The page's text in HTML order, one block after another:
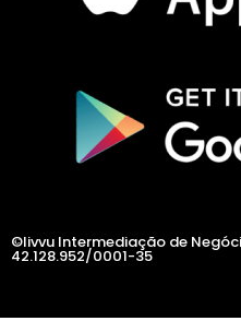
©livvu Intermediação de
42.128.952/0001-35